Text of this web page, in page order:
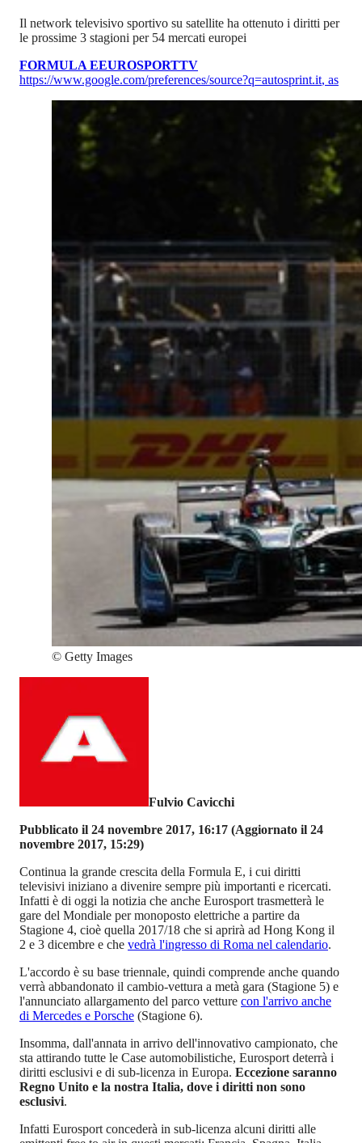
Il network televisivo sportivo su satellite ha ottenuto i diritti per
le prossime 3 stagioni per 54 mercati europei
FORMULA EEUROSPORTTV
https://www.google.com/preferences/source?q=autosprint.it, as
© Getty Images
Fulvio Cavicchi
Pubblicato il 24 novembre 2017, 16:17 (Aggiornato il 24
novembre 2017, 15:29)
Continua la grande crescita della Formula E, i cui diritti
televisivi iniziano a divenire sempre più importanti e ricercati.
Infatti è di oggi la notizia che anche Eurosport trasmetterà le
gare del Mondiale per monoposto elettriche a partire da
Stagione 4, cioè quella 2017/18 che si aprirà ad Hong Kong il
2 e 3 dicembre e che vedrà l'ingresso di Roma nel calendario.
L'accordo è su base triennale, quindi comprende anche quando
verrà abbandonato il cambio-vettura a metà gara (Stagione 5) e
l'annunciato allargamento del parco vetture con l'arrivo anche
di Mercedes e Porsche (Stagione 6).
Insomma, dall'annata in arrivo dell'innovativo campionato, che
sta attirando tutte le Case automobilistiche, Eurosport deterrà i
diritti esclusivi e di sub-licenza in Europa. Eccezione saranno
Regno Unito e la nostra Italia, dove i diritti non sono
esclusivi.
Infatti Eurosport concederà in sub-licenza alcuni diritti alle